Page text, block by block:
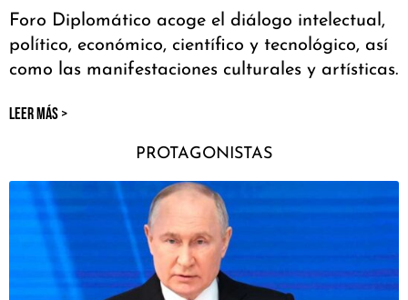
Foro Diplomático acoge el diálogo intelectual,
político, económico, científico y tecnológico, así
como las manifestaciones culturales y artísticas.
LEER MÁS >
PROTAGONISTAS